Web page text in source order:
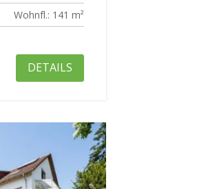
Wohnfl.: 141 m²
DETAILS